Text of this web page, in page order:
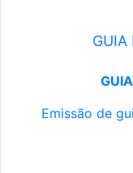
GUIA
Emissão de